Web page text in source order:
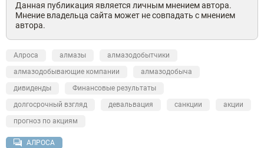
Данная публикация является личным мнением автора.
Мнение владельца сайта может не совпадать с мнением
автора.
Алроса алмазы
алмазодобытчики
алмазодобывающие компании
алмазодобыча
дивиденды
Финансовые результаты
долгосрочный взгляд
девальвация санкции
акции
прогноз по акциям
АЛРОСА